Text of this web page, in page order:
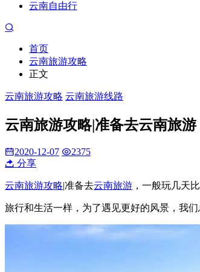
云南自由行
首页
云南旅游攻略
正文
云南旅游攻略 云南旅游线路
云南旅游攻略|准备去云南旅
2020-12-07
2375
分享
云南旅游攻略|准备去云南旅游 ，一般玩几天
旅行和生活一样，为了遇见更好的风景，我